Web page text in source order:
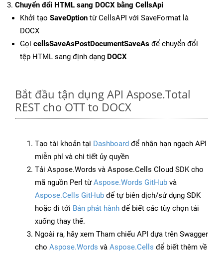
Chuyển đổi HTML sang DOCX bằng CellsApi
Khởi tạo SaveOption từ CellsAPI với SaveFormat là
DOCX
Gọi cellsSaveAsPostDocumentSaveAs để chuyển đổi
tệp HTML sang định dạng DOCX
Bắt đầu tận dụng API Aspose.Total
REST cho OTT to DOCX
Tạo tài khoản tại Dashboard để nhận hạn ngạch API
miễn phí và chi tiết ủy quyền
Tải Aspose.Words và Aspose.Cells Cloud SDK cho
mã nguồn Perl từAspose.Words GitHub và
Aspose.Cells GitHub để tự biên dịch/sử dụng SDK
hoặc đi tới Bản phát hành để biết các tùy chọn tải
xuống thay thế.
Ngoài ra, hãy xem Tham chiếu API dựa trên Swagger
cho Aspose.Words và Aspose.Cells để biết thêm về